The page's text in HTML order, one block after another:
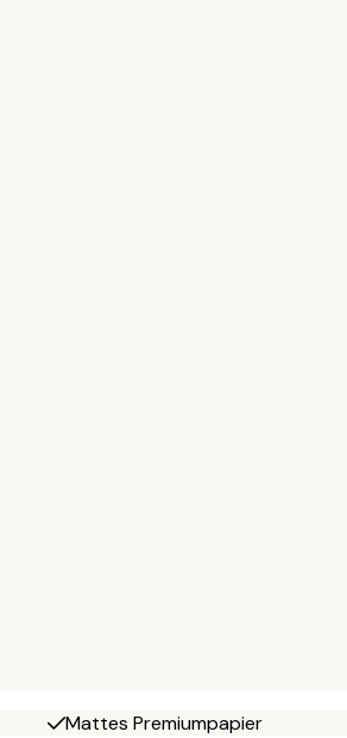
Mattes Premiumpapier